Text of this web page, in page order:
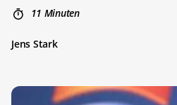
11 Minuten
Jens Stark